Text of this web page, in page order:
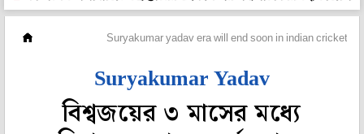
Suryakumar yadav era will end soon in indian cricket
Suryakumar Yadav
বিশ্বজয়ের ৩ মাসের মধ্যে